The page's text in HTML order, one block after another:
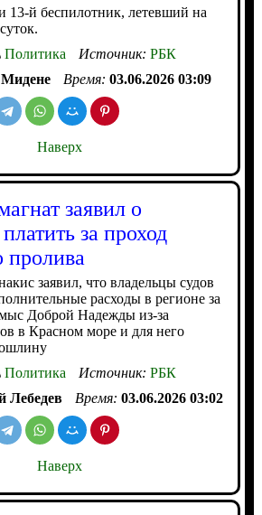
й беспилотник, летевший на
Политика Источник: РБК
Время: 03.06.2026 03:09
Наверх
заявил о
за проход
пролива
заявил, что владельцы судов
расходы в регионе за
мыс Доброй Надежды из-за
в Красном море и для него
Политика Источник: РБК
Лебедев Время: 03.06.2026 03:02
Наверх